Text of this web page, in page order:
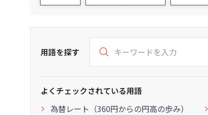
用語を探す
よくチェックされている用語
為替レート（360円からの円高の歩み）